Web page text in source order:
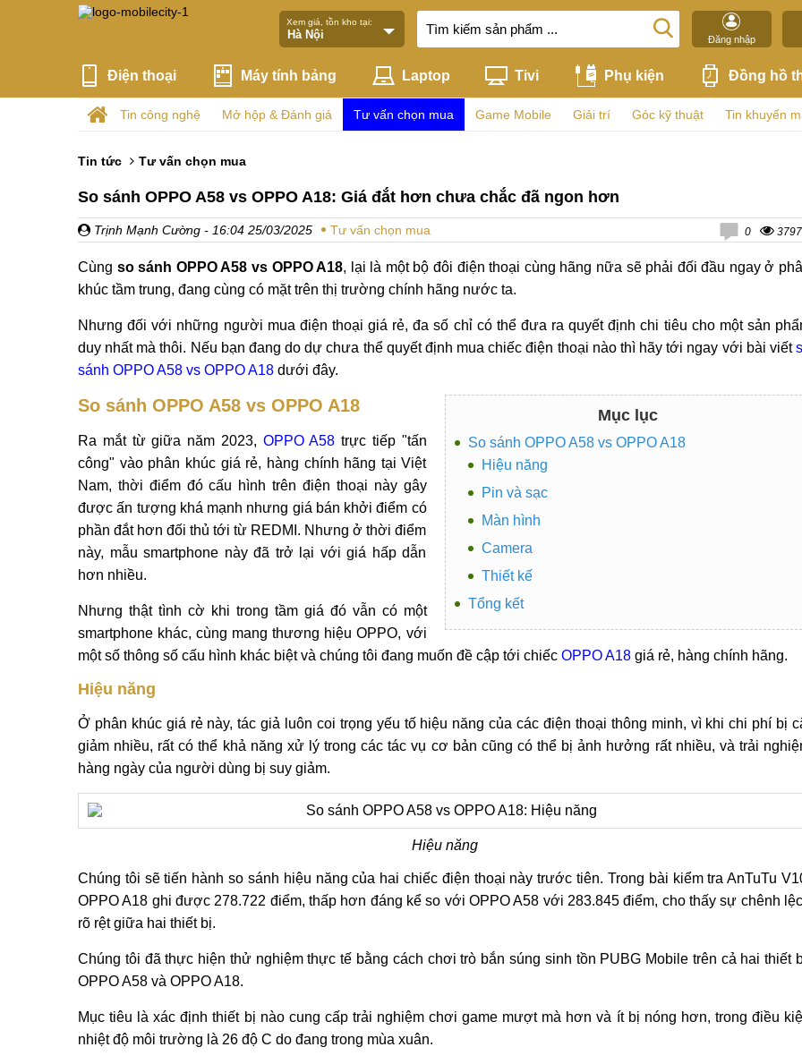
Xem giá, tồn kho tại:
Đăng nhập
Điện thoại Máy tính bảng Laptop Tivi Phụ kiện Đồng hồ
Tin công nghệ Mở hộp & Đánh giá Tư vấn chọn mua Game Mobile Giải trí Góc kỹ thuật Tin khuyến
Tin tức Tư vấn chọn mua
So sánh OPPO A58 vs OPPO A18: Giá đắt hơn chưa chắc đã ngon hơn
Trịnh Mạnh Cường - 16:04 25/03/2025 Tư vấn chọn mua 0 3797
Cùng so sánh OPPO A58 vs OPPO A18, lại là một bộ đôi điện thoại cùng hãng nữa sẽ phải đối đầu ngay ở
khúc tầm trung, đang cùng có mặt trên thị trường chính hãng nước ta.
Nhưng đối với những người mua điện thoại giá rẻ, đa số chỉ có thể đưa ra quyết định chi tiêu cho một sản
duy nhất mà thôi. Nếu bạn đang do dự chưa thể quyết định mua chiếc điện thoại nào thì hãy tới ngay với bài viết
sánh OPPO A58 vs OPPO A18 dưới đây.
Mục lục
So sánh OPPO A58 vs OPPO A18
Hiệu năng
Pin và sạc
Màn hình
Camera
Thiết kế
Tổng kết
So sánh OPPO A58 vs OPPO A18
Ra mắt từ giữa năm 2023, OPPO A58 trực tiếp "tấn
công" vào phân khúc giá rẻ, hàng chính hãng tại Việt
Nam, thời điểm đó cấu hình trên điện thoại này gây
được ấn tượng khá mạnh nhưng giá bán khởi điểm có
phần đắt hơn đối thủ tới từ REDMI. Nhưng ở thời điểm
này, mẫu smartphone này đã trở lại với giá hấp dẫn
hơn nhiều.
Nhưng thật tình cờ khi trong tầm giá đó vẫn có một
smartphone khác, cùng mang thương hiệu OPPO, với
một số thông số cấu hình khác biệt và chúng tôi đang muốn đề cập tới chiếc OPPO A18 giá rẻ, hàng chính hãng.
Hiệu năng
Ở phân khúc giá rẻ này, tác giả luôn coi trọng yếu tố hiệu năng của các điện thoại thông minh, vì khi chi phí bị
giảm nhiều, rất có thể khả năng xử lý trong các tác vụ cơ bản cũng có thể bị ảnh hưởng rất nhiều, và trải
hàng ngày của người dùng bị suy giảm.
Hiệu năng
Chúng tôi sẽ tiến hành so sánh hiệu năng của hai chiếc điện thoại này trước tiên. Trong bài kiểm tra AnTuTu
OPPO A18 ghi được 278.722 điểm, thấp hơn đáng kể so với OPPO A58 với 283.845 điểm, cho thấy sự chênh
rõ rệt giữa hai thiết bị.
Chúng tôi đã thực hiện thử nghiệm thực tế bằng cách chơi trò bắn súng sinh tồn PUBG Mobile trên cả hai thiết
OPPO A58 và OPPO A18.
Mục tiêu là xác định thiết bị nào cung cấp trải nghiệm chơi game mượt mà hơn và ít bị nóng hơn, trong điều
nhiệt độ môi trường là 26 độ C do đang trong mùa xuân.